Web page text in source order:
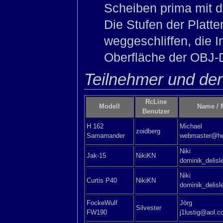
Scheiben prima mit
Die Stufen der
weggeschliffen, die
Oberfläche der
Teilnehmer und
Modell
RcLine
Benutzer
Name /
H 162
Samamander
zoidberg
Michael
Jak-15 NikiKN
Niki
Curtis P40 NikiKN
Niki
FockeWulf
FW190
Silvester
Jörg